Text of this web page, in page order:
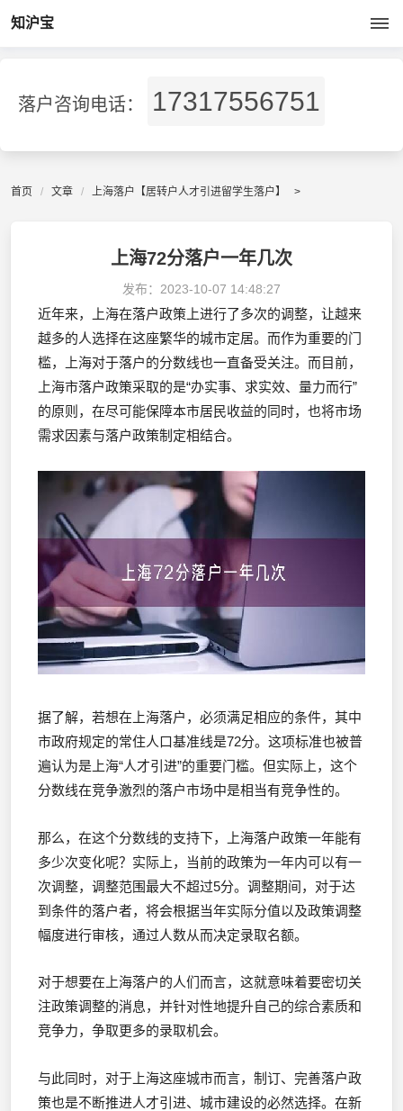
知沪宝
落户咨询电话： 17317556751
首页 文章 上海落户【居转户人才引进留学生落户】 >
上海72分落户一年几次
发布： 2023-10-07 14:48:27
近年来，上海在落户政策上进行了多次的调整，让越来
越多的人选择在这座繁华的城市定居。而作为重要的门
槛，上海对于落户的分数线也一直备受关注。而目前，
上海市落户政策采取的是“办实事、求实效、量力而行”
的原则，在尽可能保障本市居民收益的同时，也将市场
需求因素与落户政策制定相结合。
据了解，若想在上海落户，必须满足相应的条件，其中
市政府规定的常住人口基准线是72分。这项标准也被普
遍认为是上海“人才引进”的重要门槛。但实际上，这个
分数线在竞争激烈的落户市场中是相当有竞争性的。
那么，在这个分数线的支持下，上海落户政策一年能有
多少次变化呢？实际上，当前的政策为一年内可以有一
次调整，调整范围最大不超过5分。调整期间，对于达
到条件的落户者，将会根据当年实际分值以及政策调整
幅度进行审核，通过人数从而决定录取名额。
对于想要在上海落户的人们而言，这就意味着要密切关
注政策调整的消息，并针对性地提升自己的综合素质和
竞争力，争取更多的录取机会。
与此同时，对于上海这座城市而言，制订、完善落户政
策也是不断推进人才引进、城市建设的必然选择。在新